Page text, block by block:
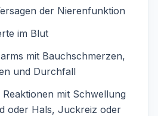
der Nierenfunktion
im Blut
mit Bauchschmerzen,
und Durchfall
mit Schwellung
oder Hals, Juckreiz oder